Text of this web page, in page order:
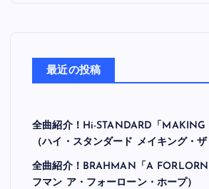
最近の投稿
全曲紹介！Hi-STANDARD「MAKING
（ハイ・スタンダード メイキング・ザ
全曲紹介！BRAHMAN「A
フマン ア・フォーローン・ホープ）